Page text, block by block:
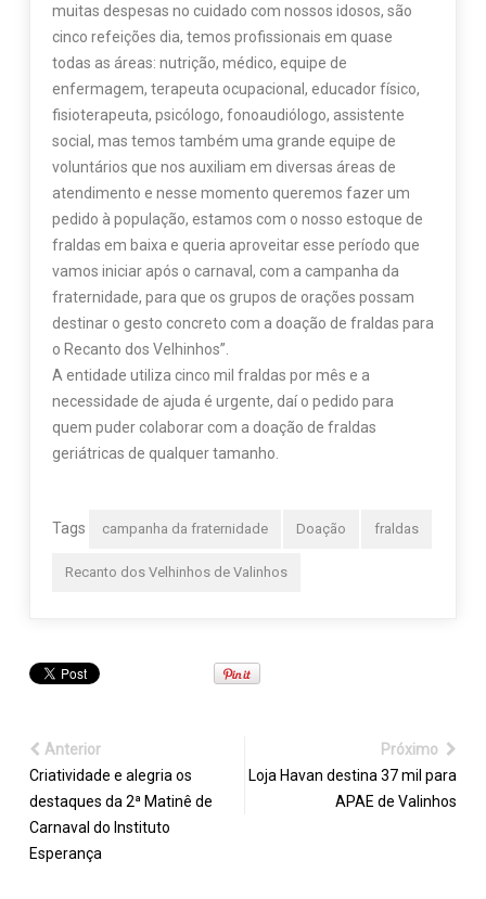
muitas despesas no cuidado com nossos idosos, são
cinco refeições dia, temos profissionais em quase
todas as áreas: nutrição, médico, equipe de
enfermagem, terapeuta ocupacional, educador físico,
fisioterapeuta, psicólogo, fonoaudiólogo, assistente
social, mas temos também uma grande equipe de
voluntários que nos auxiliam em diversas áreas de
atendimento e nesse momento queremos fazer um
pedido à população, estamos com o nosso estoque de
fraldas em baixa e queria aproveitar esse período que
vamos iniciar após o carnaval, com a campanha da
fraternidade, para que os grupos de orações possam
destinar o gesto concreto com a doação de fraldas para
o Recanto dos Velhinhos”.
A entidade utiliza cinco mil fraldas por mês e a
necessidade de ajuda é urgente, daí o pedido para
quem puder colaborar com a doação de fraldas
geriátricas de qualquer tamanho.
Tags campanha da fraternidade Doação fraldas
Recanto dos Velhinhos de Valinhos
Anterior
Criatividade e alegria os
destaques da 2ª Matinê de
Carnaval do Instituto
Esperança
Próximo
Loja Havan destina 37 mil para
APAE de Valinhos